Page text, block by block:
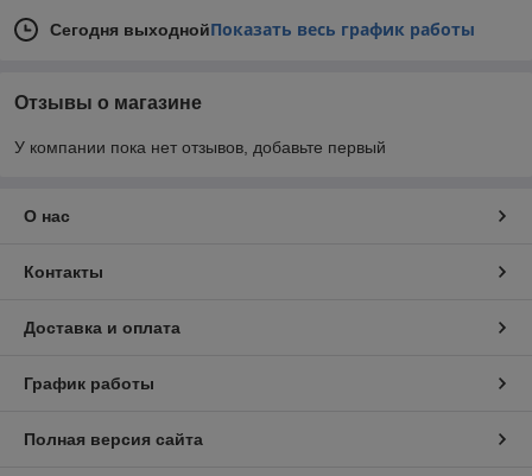
Сегодня выходнойПоказать весь график работы
Отзывы о магазине
У компании пока нет отзывов, добавьте первый
О нас
Контакты
Доставка и оплата
График работы
Полная версия сайта